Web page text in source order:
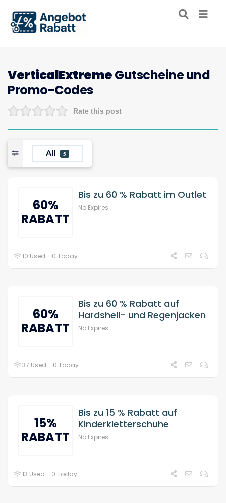
VerticalExtremeGutscheine und
Promo-Codes
Rate this post
All 5
60%
RABATT
Bis zu 60 % Rabatt im Outlet
No Expires
10 Used - 0 Today
60%
RABATT
Bis zu 60 % Rabatt auf
Hardshell- und Regenjacken
No Expires
37 Used - 0 Today
15%
RABATT
Bis zu 15 % Rabatt auf
Kinderkletterschuhe
No Expires
13 Used - 0 Today